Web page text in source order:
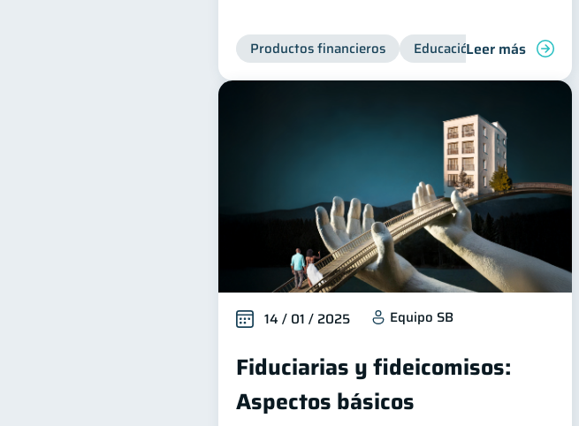
Productos financieros Educación financiera
Leer más
14 / 01 / 2025 Equipo SB
Fiduciarias y fideicomisos:
Aspectos básicos